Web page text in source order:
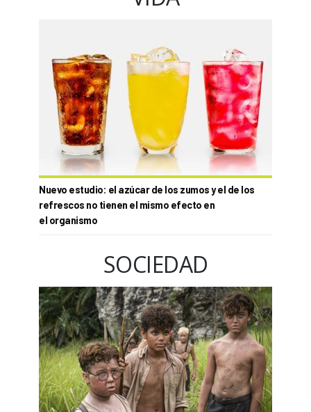
Nuevo estudio: el azúcar de los zumos y el de los
refrescos no tienen el mismo efecto en
el organismo
SOCIEDAD